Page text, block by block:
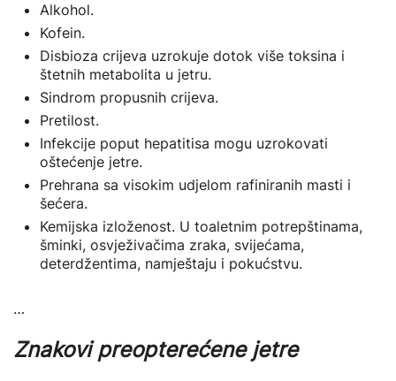
Alkohol.
Kofein.
Disbioza crijeva uzrokuje dotok više toksina i
štetnih metabolita u jetru.
Sindrom propusnih crijeva.
Pretilost.
Infekcije poput hepatitisa mogu uzrokovati
oštećenje jetre.
Prehrana sa visokim udjelom rafiniranih masti i
šećera.
Kemijska izloženost. U toaletnim potrepštinama,
šminki, osvježivačima zraka, svijećama,
deterdžentima, namještaju i pokućstvu.
…
Znakovi preopterećene jetre